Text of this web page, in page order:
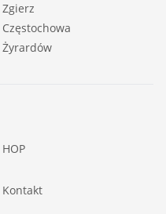
Zgierz
Częstochowa
Żyrardów
HOP
Kontakt